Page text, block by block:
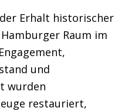
Erhalt historischer
Raum im
und
wurden
restauriert,